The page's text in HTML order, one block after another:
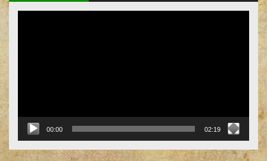
00:00 02:19